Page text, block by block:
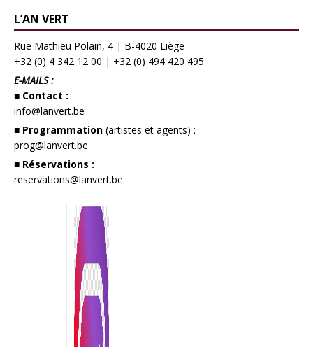
L’AN VERT
Rue Mathieu Polain, 4 | B-4020 Liège
+32 (0) 4 342 12 00 | +32 (0) 494 420 495
E-MAILS :
■ Contact :
info@lanvert.be
■ Programmation (artistes et agents) :
prog@lanvert.be
■ Réservations :
reservations@lanvert.be